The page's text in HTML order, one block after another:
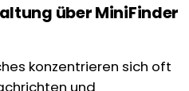
über MiniFinder
konzentrieren sich oft
und